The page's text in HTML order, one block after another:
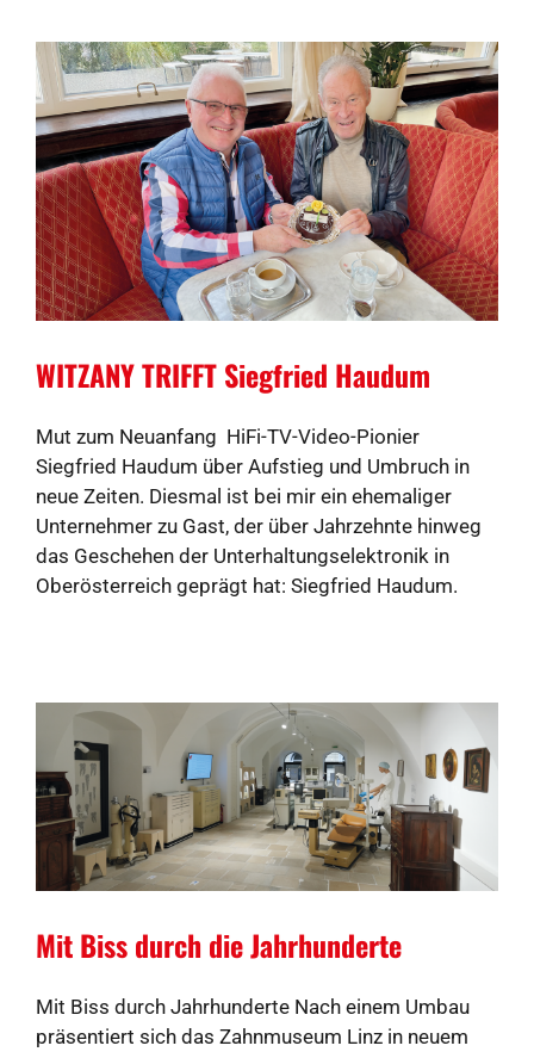
WITZANY TRIFFT Siegfried Haudum
Mut zum Neuanfang HiFi-TV-Video-Pionier
Siegfried Haudum über Aufstieg und Umbruch in
neue Zeiten. Diesmal ist bei mir ein ehemaliger
Unternehmer zu Gast, der über Jahrzehnte hinweg
das Geschehen der Unterhaltungselektronik in
Oberösterreich geprägt hat: Siegfried Haudum.
Mit Biss durch die Jahrhunderte
Mit Biss durch Jahrhunderte Nach einem Umbau
präsentiert sich das Zahnmuseum Linz in neuem